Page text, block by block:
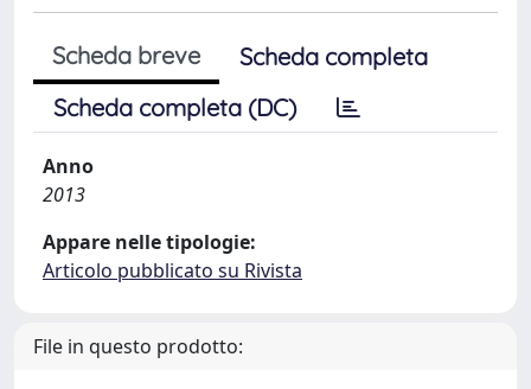
Scheda breve
Scheda completa
Scheda completa (DC)
Anno
2013
Appare nelle tipologie:
Articolo pubblicato su Rivista
File in questo prodotto: